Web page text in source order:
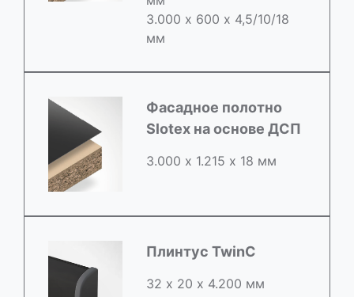
3.000 х 600 х 4,5/10/18
мм
Фасадное полотно
Slotex на основе ДСП
3.000 х 1.215 х 18 мм
Плинтус TwinC
32 х 20 х 4.200 мм